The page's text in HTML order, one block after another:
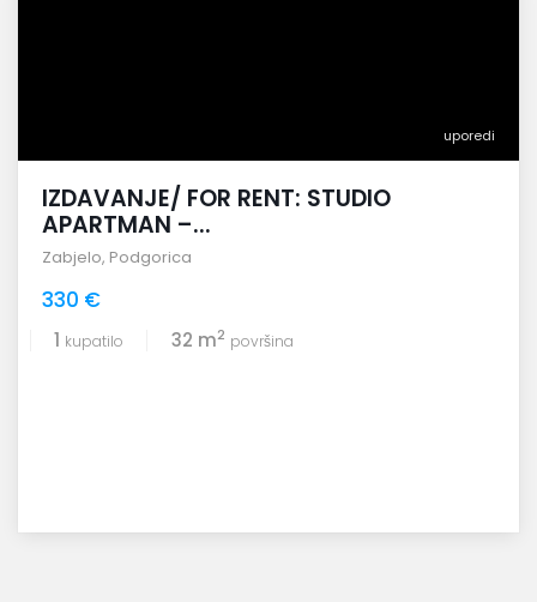
uporedi
IZDAVANJE/ FOR RENT: STUDIO
APARTMAN –...
Zabjelo, Podgorica
330 €
1 kupatilo 32 m2 površina